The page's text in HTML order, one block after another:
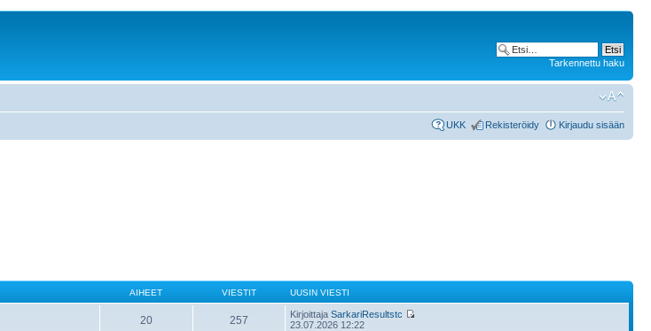
Tarkennettu haku
UKK Rekisteröidy Kirjaudu sisään
AIHEET VIESTIT UUSIN VIESTI
20 257 KirjoittajaSarkariResultstc
23.07.2026 12:22